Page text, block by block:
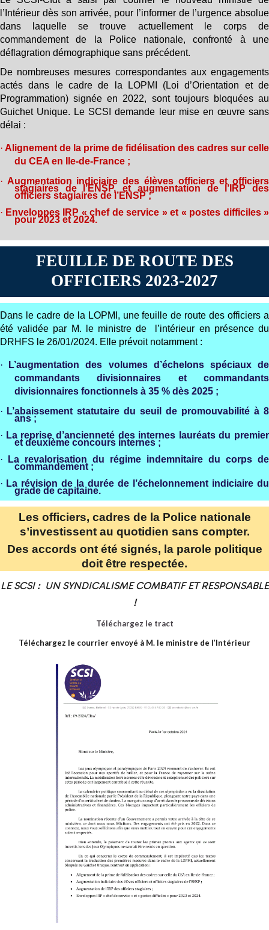
l’Intérieur dès son arrivée, pour l’informer de l’urgence absolue
dans laquelle se trouve actuellement le corps de
commandement de la Police nationale, confronté à une
déflagration démographique sans précédent.
De nombreuses mesures correspondantes aux engagements
actés dans le cadre de la LOPMI (Loi d’Orientation et de
Programmation) signée en 2022, sont toujours bloquées au
Guichet Unique. Le SCSI demande leur mise en œuvre sans
délai :
· Alignement de la prime de fidélisation des cadres sur celle
du CEA en Ile-de-France ;
· Augmentation indiciaire des élèves officiers et officiers
stagiaires de l’ENSP, et augmentation de l’IRP des
officiers stagiaires de l’ENSP ;
· Enveloppes IRP « chef de service » et « postes difficiles »
pour 2023 et 2024.
FEUILLE DE ROUTE DES
OFFICIERS 2023-2027
Dans le cadre de la LOPMI, une feuille de route des officiers a
été validée par M. le ministre de l’intérieur en présence du
DRHFS le 26/01/2024. Elle prévoit notamment :
·
L’augmentation des volumes d’échelons spéciaux de
commandants divisionnaires et commandants
divisionnaires fonctionnels à 35 % dès 2025 ;
· L’abaissement statutaire du seuil de promouvabilité à 8
ans ;
· La reprise d’ancienneté des internes lauréats du premier
et deuxième concours internes ;
·
La revalorisation du régime indemnitaire du corps de
commandement ;
· La révision de la durée de l’échelonnement indiciaire du
grade de capitaine.
Les officiers, cadres de la Police nationale
s’investissent au quotidien sans compter.
Des accords ont été signés, la parole politique
doit être respectée.
LE SCSI : UN SYNDICALISME COMBATIF ET RESPONSABLE
!
Téléchargez le tract
Téléchargez le courrier envoyé à M. le ministre de l’Intérieur